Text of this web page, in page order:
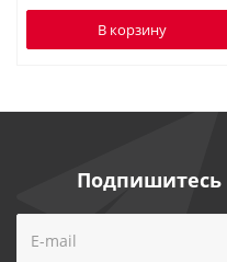
В корзину
Подпишитесь